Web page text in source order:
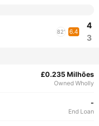
82' 6.4
4
3
£0.235 Milhões
Owned Wholly
-
End Loan